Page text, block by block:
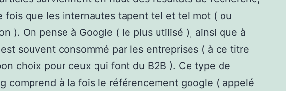
fois que les internautes tapent tel et tel mot ( ou
). On pense à Google ( le plus utilisé ), ainsi que à
souvent consommé par les entreprises ( à ce titre
choix pour ceux qui font du B2B ). Ce type de
comprend à la fois le référencement google ( appelé